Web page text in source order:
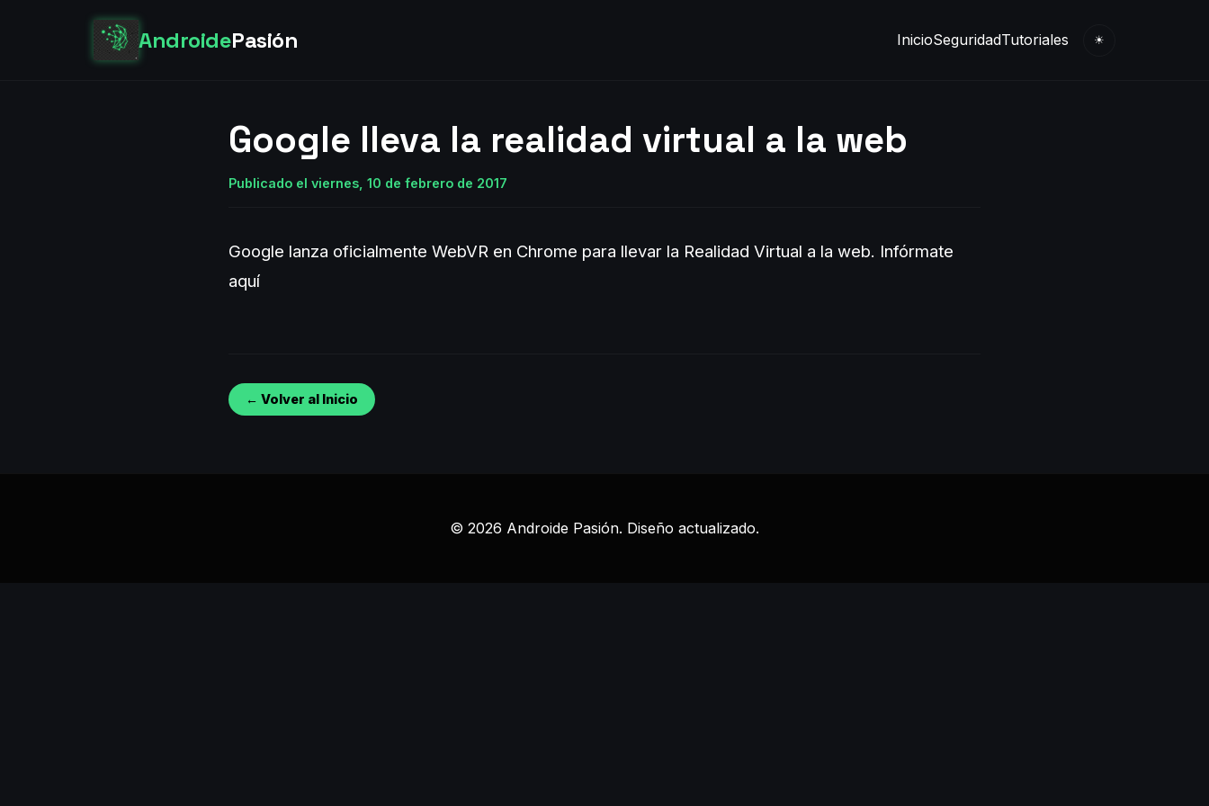
AndroidePasión InicioSeguridadTutoriales ☀
Google lleva la realidad virtual a la web
Publicado el viernes, 10 de febrero de 2017
Google lanza oficialmente WebVR en Chrome para llevar la Realidad Virtual a la web. Infórmate
aquí
← Volver al Inicio
© 2026 Androide Pasión. Diseño actualizado.